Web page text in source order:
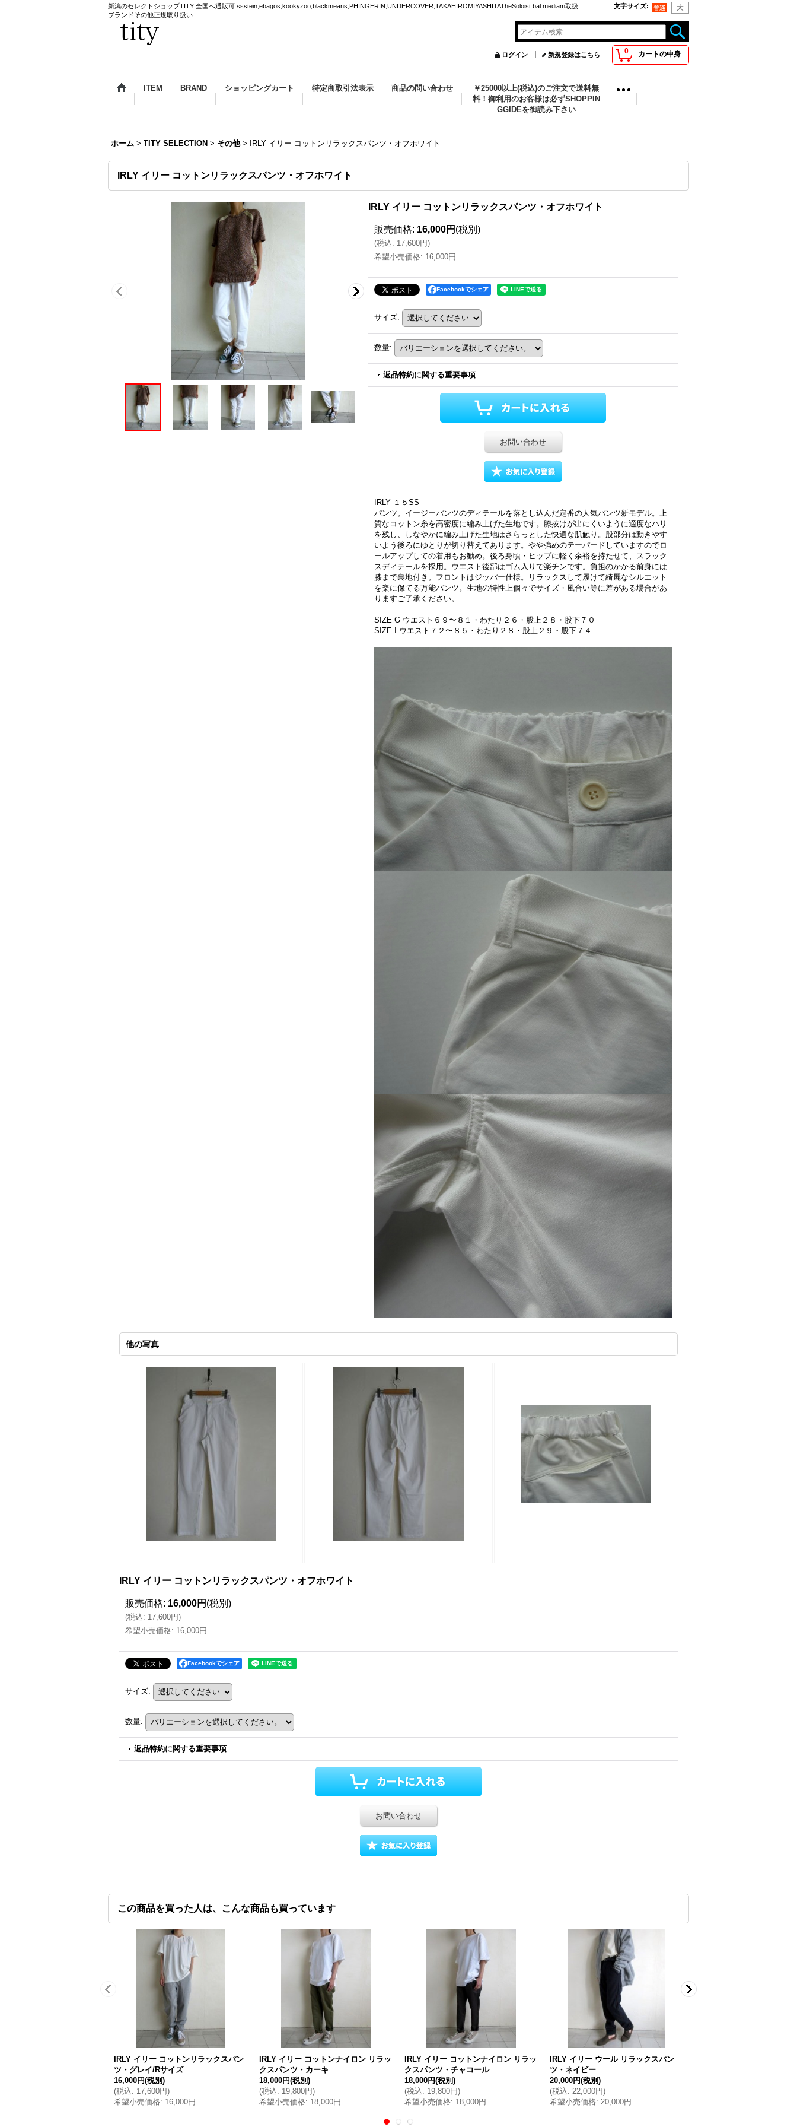
新潟のセレクトショップTITY 全国へ通販可 ssstein,ebagos,kookyzoo,blackmeans,PHINGERIN,UNDERCOVER,TAKAHIROMIYASHITATheSoloist.bal.mediam取扱
ブランドその他正規取り扱い
文字サイズ:
0 カートの中身
ログイン 新規登録はこちら
ITEM BRAND ショッピングカート 特定商取引法表示 商品の問い合わせ
￥25000以上(税込)のご注文で送料無
料！御利用のお客様は必ずSHOPPIN
GGIDEを御読み下さい
ホーム > TITY SELECTION > その他 > IRLY イリー コットンリラックスパンツ・オフホワイト
IRLY イリー コットンリラックスパンツ・オフホワイト
IRLY イリー コットンリラックスパンツ・オフホワイト
販売価格: 16,000円 (税別)
(税込: 17,600円)
希望小売価格: 16,000円
Facebookでシェア
サイズ:
数量:
返品特約に関する重要事項
お問い合わせ
IRLY １５SS
パンツ。イージーパンツのディテールを落とし込んだ定番の人気パンツ新モデル。上
質なコットン糸を高密度に編み上げた生地です。膝抜けが出にくいように適度なハリ
を残し、しなやかに編み上げた生地はさらっとした快適な肌触り。股部分は動きやす
いよう後ろにゆとりが切り替えてあります。やや強めのテーパードしていますのでロ
ールアップしての着用もお勧め。後ろ身頃・ヒップに軽く余裕を持たせて、スラック
スディテールを採用。ウエスト後部はゴム入りで楽チンです。負担のかかる前身には
膝まで裏地付き。フロントはジッパー仕様。リラックスして履けて綺麗なシルエット
を楽に保てる万能パンツ。生地の特性上個々でサイズ・風合い等に差がある場合があ
りますご了承ください。
SIZE G ウエスト６９〜８１・わたり２６・股上２８・股下７０
SIZE I ウエスト７２〜８５・わたり２８・股上２９・股下７４
他の写真
IRLY イリー コットンリラックスパンツ・オフホワイト
販売価格: 16,000円 (税別)
(税込: 17,600円)
希望小売価格: 16,000円
Facebookでシェア
サイズ:
数量:
返品特約に関する重要事項
お問い合わせ
この商品を買った人は、こんな商品も買っています
IRLY イリー コットンリラックスパン
ツ・グレイ/Rサイズ
16,000円(税別)
(税込: 17,600円)
希望小売価格: 16,000円
IRLY イリー コットンナイロン リラッ
クスパンツ・カーキ
18,000円(税別)
(税込: 19,800円)
希望小売価格: 18,000円
IRLY イリー コットンナイロン リラッ
クスパンツ・チャコール
18,000円(税別)
(税込: 19,800円)
希望小売価格: 18,000円
IRLY イリー ウール リラックスパン
ツ・ネイビー
20,000円(税別)
(税込: 22,000円)
希望小売価格: 20,000円